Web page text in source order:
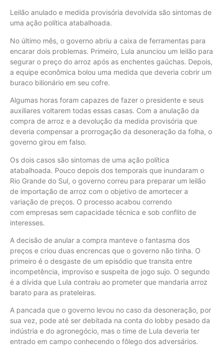
Leilão anulado e medida provisória devolvida são sintomas de
uma ação política atabalhoada.
No último mês, o governo abriu a caixa de ferramentas para
encarar dois problemas. Primeiro, Lula anunciou um leilão para
segurar o preço do arroz após as enchentes gaúchas. Depois,
a equipe econômica bolou uma medida que deveria cobrir um
buraco bilionário em seu cofre.
Algumas horas foram capazes de fazer o presidente e seus
auxiliares voltarem todas essas casas. Com a anulação da
compra de arroz e a devolução da medida provisória que
deveria compensar a prorrogação da desoneração da folha, o
governo girou em falso.
Os dois casos são sintomas de uma ação política
atabalhoada. Pouco depois dos temporais que inundaram o
Rio Grande do Sul, o governo correu para preparar um leilão
de importação de arroz com o objetivo de amortecer a
variação de preços. O processo acabou correndo
com empresas sem capacidade técnica e sob conflito de
interesses.
A decisão de anular a compra manteve o fantasma dos
preços e criou duas encrencas que o governo não tinha. O
primeiro é o desgaste de um episódio que transita entre
incompetência, improviso e suspeita de jogo sujo. O segundo
é a dívida que Lula contraiu ao prometer que mandaria arroz
barato para as prateleiras.
A pancada que o governo levou no caso da desoneração, por
sua vez, pode até ser debitada na conta do lobby pesado da
indústria e do agronegócio, mas o time de Lula deveria ter
entrado em campo conhecendo o fôlego dos adversários.